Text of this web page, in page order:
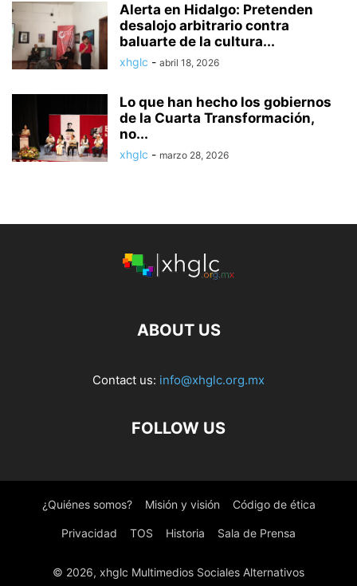
Alerta en Hidalgo: Pretenden
desalojo arbitrario contra
baluarte de la cultura...
xhglc - abril 18, 2026
Lo que han hecho los gobiernos
de la Cuarta Transformación,
no...
xhglc - marzo 28, 2026
ABOUT US
Contact us: info@xhglc.org.mx
FOLLOW US
¿Quiénes somos? Misión y visión Código de ética
Privacidad TOS Historia Sala de Prensa
© 2026, xhglc Multimedios Sociales Alternativos